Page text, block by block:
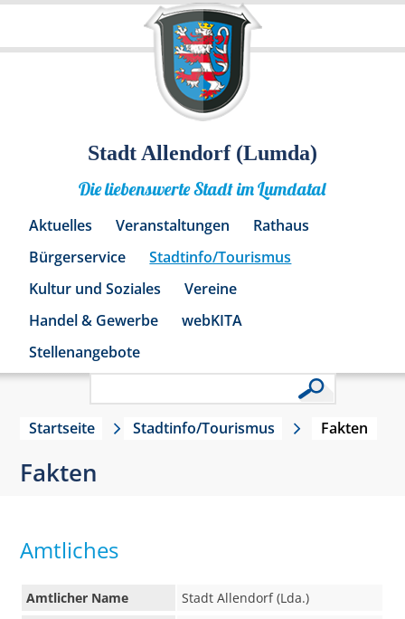
Stadt Allendorf (Lumda)
Die liebenswerte Stadt im Lumdatal
Aktuelles Veranstaltungen
Rathaus
Bürgerservice
Stadtinfo/Tourismus
Kultur und Soziales
Vereine
Handel & Gewerbe
webKITA
Stellenangebote
Startseite Stadtinfo/Tourismus Fakten
Fakten
Amtliches
Amtlicher Name
Stadt Allendorf (Lda.)